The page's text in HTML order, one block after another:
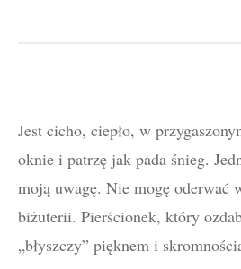
Jest cicho, ciepło, w
oknie i patrzę jak pada śnieg.
moją uwagę. Nie mogę oderwać
biżuterii. Pierścionek, który
„błyszczy” pięknem i